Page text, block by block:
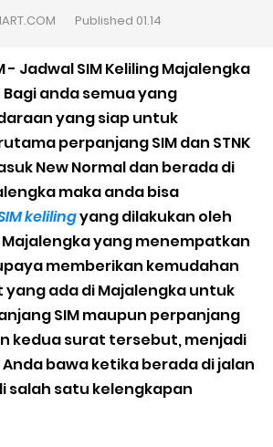
Goshop agar Cepat Diterima
Antri Online Terbaru Dari Grab
Voucher Gojek Gratis
DNS Server Gojek Gopartner
Shopeepay Sendiri dan Orang Lain
Top Up Grab untuk Driver
Paling Gacor Untuk Ojek Online
Memulihkan Akun Gojek Dibekukan
Grab Sesuai dengan Orderan
Paket Telkomsel Mitra Gojek
Published 01.14
- Jadwal SIM Keliling Majalengka
anda semua yang
yang siap untuk
perpanjang SIM dan STNK
New Normal dan berada di
maka anda bisa
kelilingyang dilakukan oleh
yang menempatkan
memberikan kemudahan
ada di Majalengka untuk
SIM maupun perpanjang
kedua surat tersebut, menjadi
bawa ketika berada di jalan
salah satu kelengkapan